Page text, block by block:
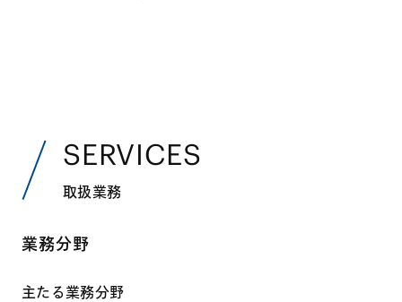
SERVICES
取扱業務
業務分野
主たる業務分野